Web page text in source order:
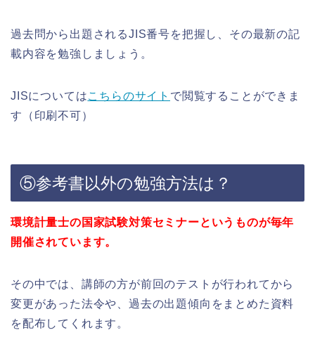
過去問から出題されるJIS番号を把握し、その最新の記
載内容を勉強しましょう。
JISについてはこちらのサイト で閲覧することができま
す（印刷不可）
⑤参考書以外の勉強方法は？
環境計量士の国家試験対策セミナーというものが毎年
開催されています。
その中では、講師の方が前回のテストが行われてから
変更があった法令や、過去の出題傾向をまとめた資料
を配布してくれます。